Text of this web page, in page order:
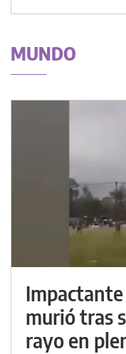
MUNDO
murió tras
rayo en